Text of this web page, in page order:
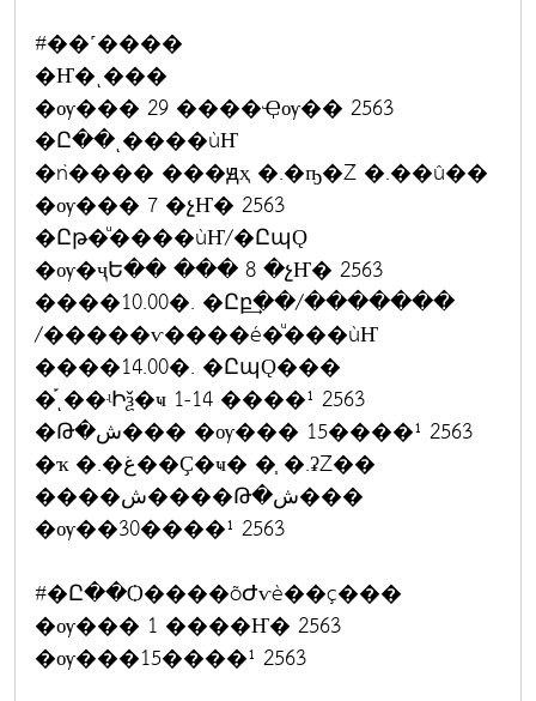
#��˹����
�Ҥ�ͺ���
�ѹ��� 29 ����Ҿѹ�� 2563
�Ը��ͺ����ùҤ
�ǹ���� ���ԭҳ �.�ҧ�Ź �.��û��
�ѹ��� 7 �չҤ� 2563
�Ըթ�ͧ����ùҤ/�ԸպǪ
�ѹ�ҷԵ�� ��� 8 �չҤ� 2563
����10.00�. �Ըբ͢��/�������
/�����ѵ����é�ͧ���ùҤ
����14.00�. �ԸպǪ���
�֡ͺ��ʵԻѯ�ҹ 1-14 ����¹ 2563
�Թ�ش��� �ѹ��� 15����¹ 2563
�ҡ �.�غ��Ҫ�ҹ� �֧ �.ʡŹ��
����ش����Թ�ش���
�ѹ��30����¹ 2563
#�Ը��Ѻ����õԺѵè��ç���
�ѹ��� 1 ����Ҥ� 2563
�ѹ���15����¹ 2563